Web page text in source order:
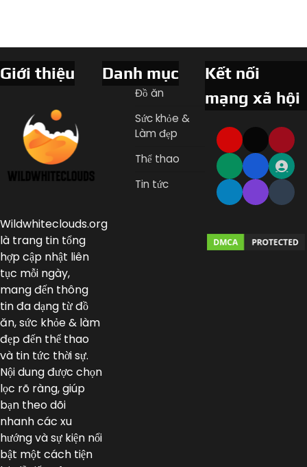
Giới thiệu
Wildwhiteclouds.org
là trang tin tổng
hợp cập nhật liên
tục mỗi ngày,
mang đến thông
tin đa dạng từ đồ
ăn, sức khỏe & làm
đẹp đến thể thao
và tin tức thời sự.
Nội dung được chọn
lọc rõ ràng, giúp
bạn theo dõi
nhanh các xu
hướng và sự kiện nổi
bật một cách tiện
Danh mục
Đồ ăn
Sức khỏe &
Làm đẹp
Thể thao
Tin tức
Kết nối
mạng xã hội